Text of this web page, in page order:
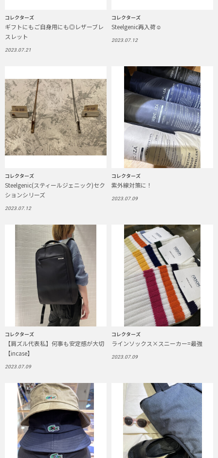
コレクターズ
ギフトにもご自身用にも◎レザーブレ
スレット
2023.07.21
コレクターズ
Steelgenic再入荷☺︎
2023.07.12
コレクターズ
Steelgenic(スティールジェニック)セク
ションシリーズ
2023.07.12
コレクターズ
紫外線対策に！
2023.07.09
コレクターズ
【肩ズル代表私】何事も安定感が大切
【incase】
2023.07.09
コレクターズ
ラインソックス×スニーカー=最強
2023.07.09